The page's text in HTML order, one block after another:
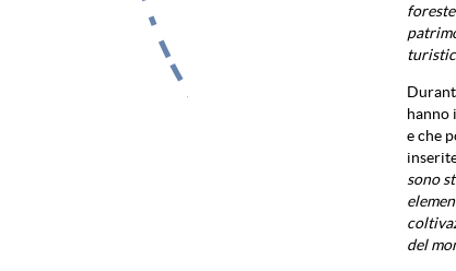
hanno
e che
sono
del